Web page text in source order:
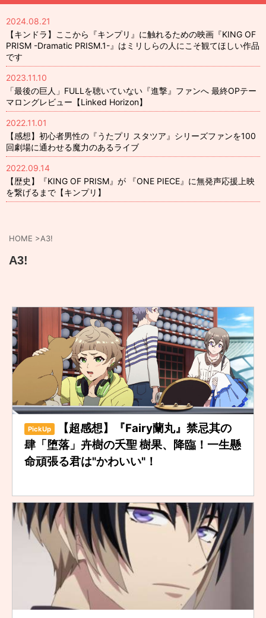
2024.08.21
【キンドラ】ここから『キンプリ』に触れるための映画『KING OF
PRISM -Dramatic PRISM.1-』はミリしらの人にこそ観てほしい作品
です
2023.11.10
「最後の巨人」FULLを聴いていない『進撃』ファンへ 最終OPテー
マロングレビュー【Linked Horizon】
2022.11.01
【感想】初心者男性の『うたプリ スタツア』シリーズファンを100
回劇場に通わせる魔力のあるライブ
2022.09.14
【歴史】『KING OF PRISM』が 『ONE PIECE』に無発声応援上映
を繋げるまで【キンプリ】
HOME >A3!
A3!
PickUp
【超感想】『Fairy蘭丸』禁忌其の
肆「堕落」卉樹の夭聖 樹果、降臨！一生懸
命頑張る君は"かわいい"！